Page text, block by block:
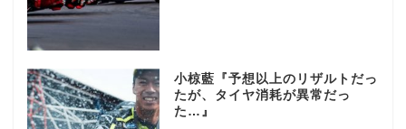
小椋藍『予想以上のリザルトだっ
たが、タイヤ消耗が異常だっ
た…』